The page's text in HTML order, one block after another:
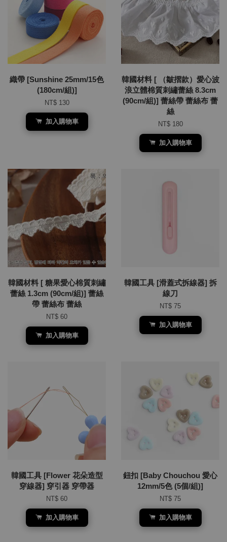
織帶 [Sunshine 25mm/15色
(180cm/組)]
NT$ 130
加入購物車
韓國材料 [ （皺摺款）愛心波
浪立體棉質刺繡蕾絲 8.3cm
(90cm/組)] 蕾絲帶 蕾絲布 蕾
絲
NT$ 180
加入購物車
韓國材料 [ 糖果愛心棉質刺繡
蕾絲 1.3cm (90cm/組)] 蕾絲
帶 蕾絲布 蕾絲
NT$ 60
加入購物車
韓國工具 [滑蓋式拆線器] 拆
線刀
NT$ 75
加入購物車
韓國工具 [Flower 花朵造型
穿線器] 穿引器 穿帶器
NT$ 60
加入購物車
鈕扣 [Baby Chouchou 愛心
12mm/5色 (5個/組)]
NT$ 75
加入購物車